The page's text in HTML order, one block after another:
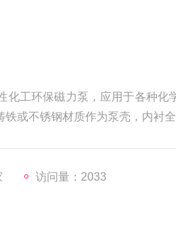
化工环保磁力泵，应用于各种化
或不锈钢材质作为泵壳，内衬
访问量：2033